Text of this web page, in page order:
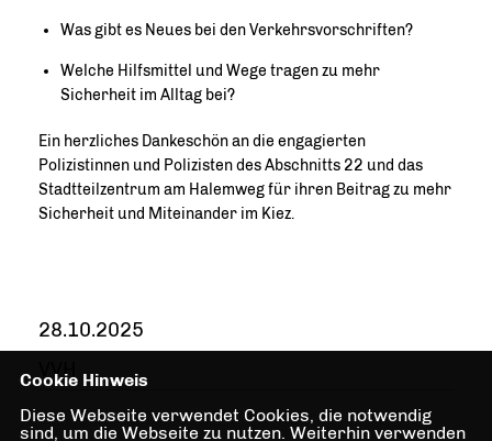
Was gibt es Neues bei den Verkehrsvorschriften?
Welche Hilfsmittel und Wege tragen zu mehr
Sicherheit im Alltag bei?
Ein herzliches Dankeschön an die engagierten
Polizistinnen und Polizisten des Abschnitts 22 und das
Stadtteilzentrum am Halemweg für ihren Beitrag zu mehr
Sicherheit und Miteinander im Kiez.
28.10.2025
VVH
Cookie Hinweis
Diese Webseite verwendet Cookies, die notwendig
sind, um die Webseite zu nutzen. Weiterhin verwenden